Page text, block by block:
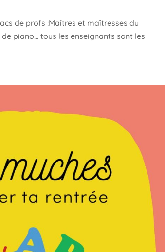
de profs :Maîtres et maîtresses du
piano… tous les enseignants sont les